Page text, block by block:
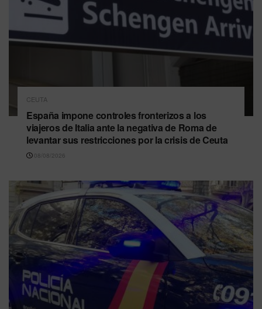
CEUTA
España impone controles fronterizos a los
viajeros de Italia ante la negativa de Roma de
levantar sus restricciones por la crisis de Ceuta
08/08/2026